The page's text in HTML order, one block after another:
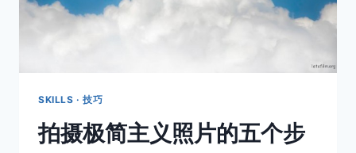
SKILLS · 技巧
拍摄极简主义照片的五个步